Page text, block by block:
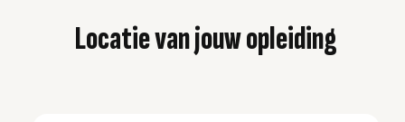
Locatie van jouw opleiding